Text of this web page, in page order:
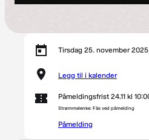
Tirsdag 25. november 2025,
Legg til i kalender
Påmeldingsfrist 24.11 kl
Strømmelenke: Fås ved påmelding
Påmelding